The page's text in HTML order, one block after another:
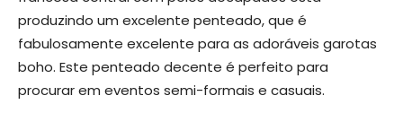
produzindo um excelente penteado, que é
fabulosamente excelente para as adoráveis ​​garotas
boho. Este penteado decente é perfeito para
procurar em eventos semi-formais e casuais.